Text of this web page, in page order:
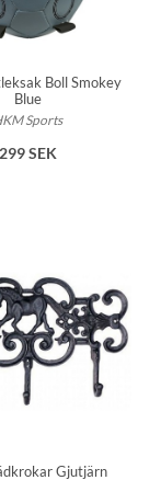
Boll Smokey
Blue
Sports
299 SEK
Gjutjärn